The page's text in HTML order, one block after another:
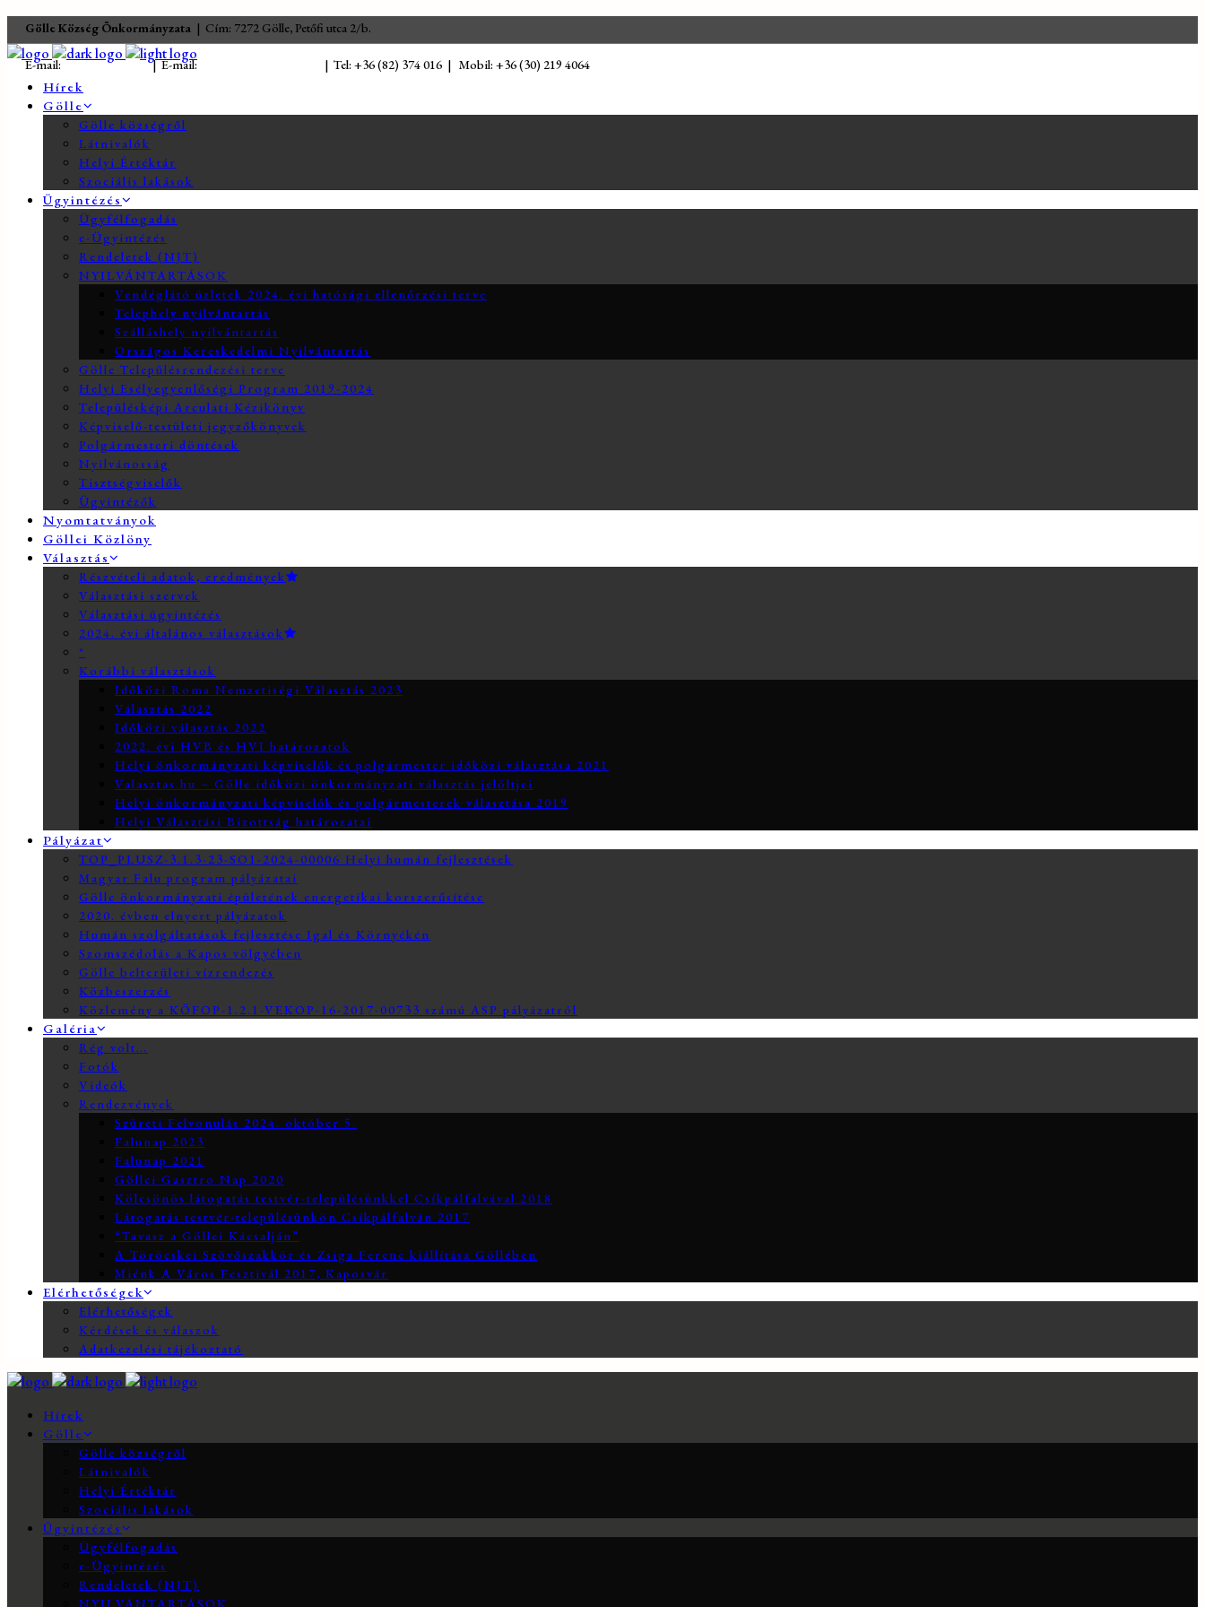
Gölle Község Önkormányzata | Cím: 7272 Gölle, Petőfi utca 2/b.
E-mail: jegyzo@golle.hu| E-mail: | Tel: +36 (82) 374 016 | Mobil: +36 (30) 219 4064
Hírek
Gölle
Gölle községről
Látnivalók
Helyi Értéktár
Szociális lakások
Ügyintézés
Ügyfélfogadás
e-Ügyintézés
Rendeletek (NJT)
NYILVÁNTARTÁSOK
Vendéglátó üzletek 2024. évi hatósági ellenőrzési terve
Telephely nyilvántartás
Szálláshely nyilvántartás
Országos Kereskedelmi Nyilvántartás
Gölle Településrendezési terve
Helyi Esélyegyenlőségi Program 2019-2024
Településképi Arculati Kézikönyv
Képviselő-testületi jegyzőkönyvek
Polgármesteri döntések
Nyilvánosság
Tisztségviselők
Ügyintézők
Nyomtatványok
Göllei Közlöny
Választás
Részvételi adatok, eredmények
Választási szervek
Választási ügyintézés
2024. évi általános választások
*
Korábbi választások
Időközi Roma Nemzetiségi Választás 2023
Választás 2022
Időközi választás 2022
2022. évi HVB és HVI határozatok
Helyi önkormányzati képviselők és polgármester időközi választása 2021
Valasztas.hu – Gölle időközi önkormányzati választás jelöltjei
Helyi önkormányzati képviselők és polgármesterek választása 2019
Helyi Választási Bizottság határozatai
Pályázat
TOP_PLUSZ-3.1.3-23-SO1-2024-00006 Helyi humán fejlesztések
Magyar Falu program pályázatai
Gölle önkormányzati épületének energetikai korszerűsítése
2020. évben elnyert pályázatok
Humán szolgáltatások fejlesztése Igal és Környékén
Szomszédolás a Kapos völgyében
Gölle belterületi vízrendezés
Közbeszerzés
Közlemény a KÖFOP-1.2.1-VEKOP-16-2017-00733 számú ASP pályázatról
Galéria
Rég volt…
Fotók
Videók
Rendezvények
Szüreti Felvonulás 2024. október 5.
Falunap 2023
Falunap 2021
Göllei Gasztro Nap 2020
Kölcsönös látogatás testvér-településünkkel Csíkpálfalvával 2018
Látogatás testvér-településünkön Csíkpálfalván 2017
“Tavasz a Göllei Kácsalján”
A Töröcskei Szövőszakkör és Zsiga Ferenc kiállítása Göllében
Miénk A Város Fesztivál 2017, Kaposvár
Elérhetőségek
Elérhetőségek
Kérdések és válaszok
Adatkezelési tájékoztató
Hírek
Gölle
Gölle községről
Látnivalók
Helyi Értéktár
Szociális lakások
Ügyintézés
Ügyfélfogadás
e-Ügyintézés
Rendeletek (NJT)
NYILVÁNTARTÁSOK